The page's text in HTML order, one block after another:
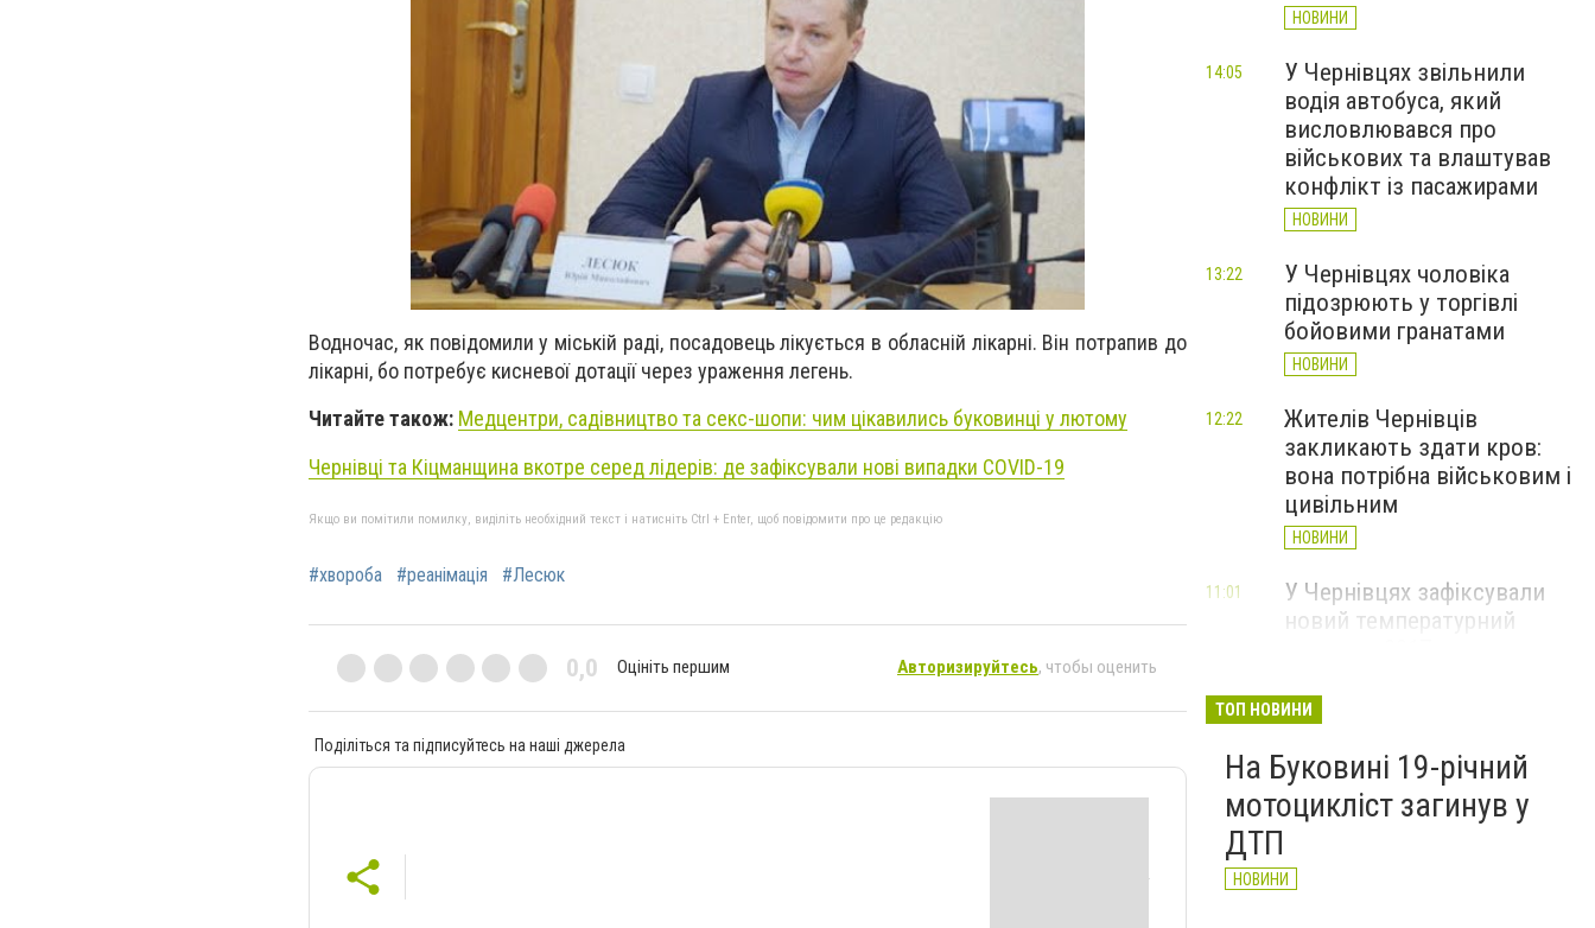
Водночас, як повідомили у міській раді, посадовець лікується в обласній лікарні. Він потрапив до
лікарні, бо потребує кисневої дотації через ураження легень.
Читайте також: Медцентри, садівництво та секс-шопи: чим цікавились буковинці у лютому
Чернівці та Кіцманщина вкотре серед лідерів: де зафіксували нові випадки COVID-19
Якщо ви помітили помилку, виділіть необхідний текст і натисніть Ctrl + Enter, щоб повідомити про це редакцію
#хвороба #реанімація #Лесюк
0,0 Оцініть першим Авторизируйтесь, чтобы оценить
Поділіться та підписуйтесь на наші джерела
НОВИНИ
У Чернівцях звільнили
водія автобуса, який
висловлювався про
військових та влаштував
конфлікт із пасажирами
НОВИНИ
14:05
У Чернівцях чоловіка
підозрюють у торгівлі
бойовими гранатами
НОВИНИ
13:22
Жителів Чернівців
закликають здати кров:
вона потрібна військовим і
цивільним
НОВИНИ
12:22
У Чернівцях зафіксували
новий температурний
11:01
області обмежили рух
великовагового транспорту
НОВИНИ
ТОП НОВИНИ
На Буковині 19-річний
мотоцикліст загинув у
ДТП
НОВИНИ